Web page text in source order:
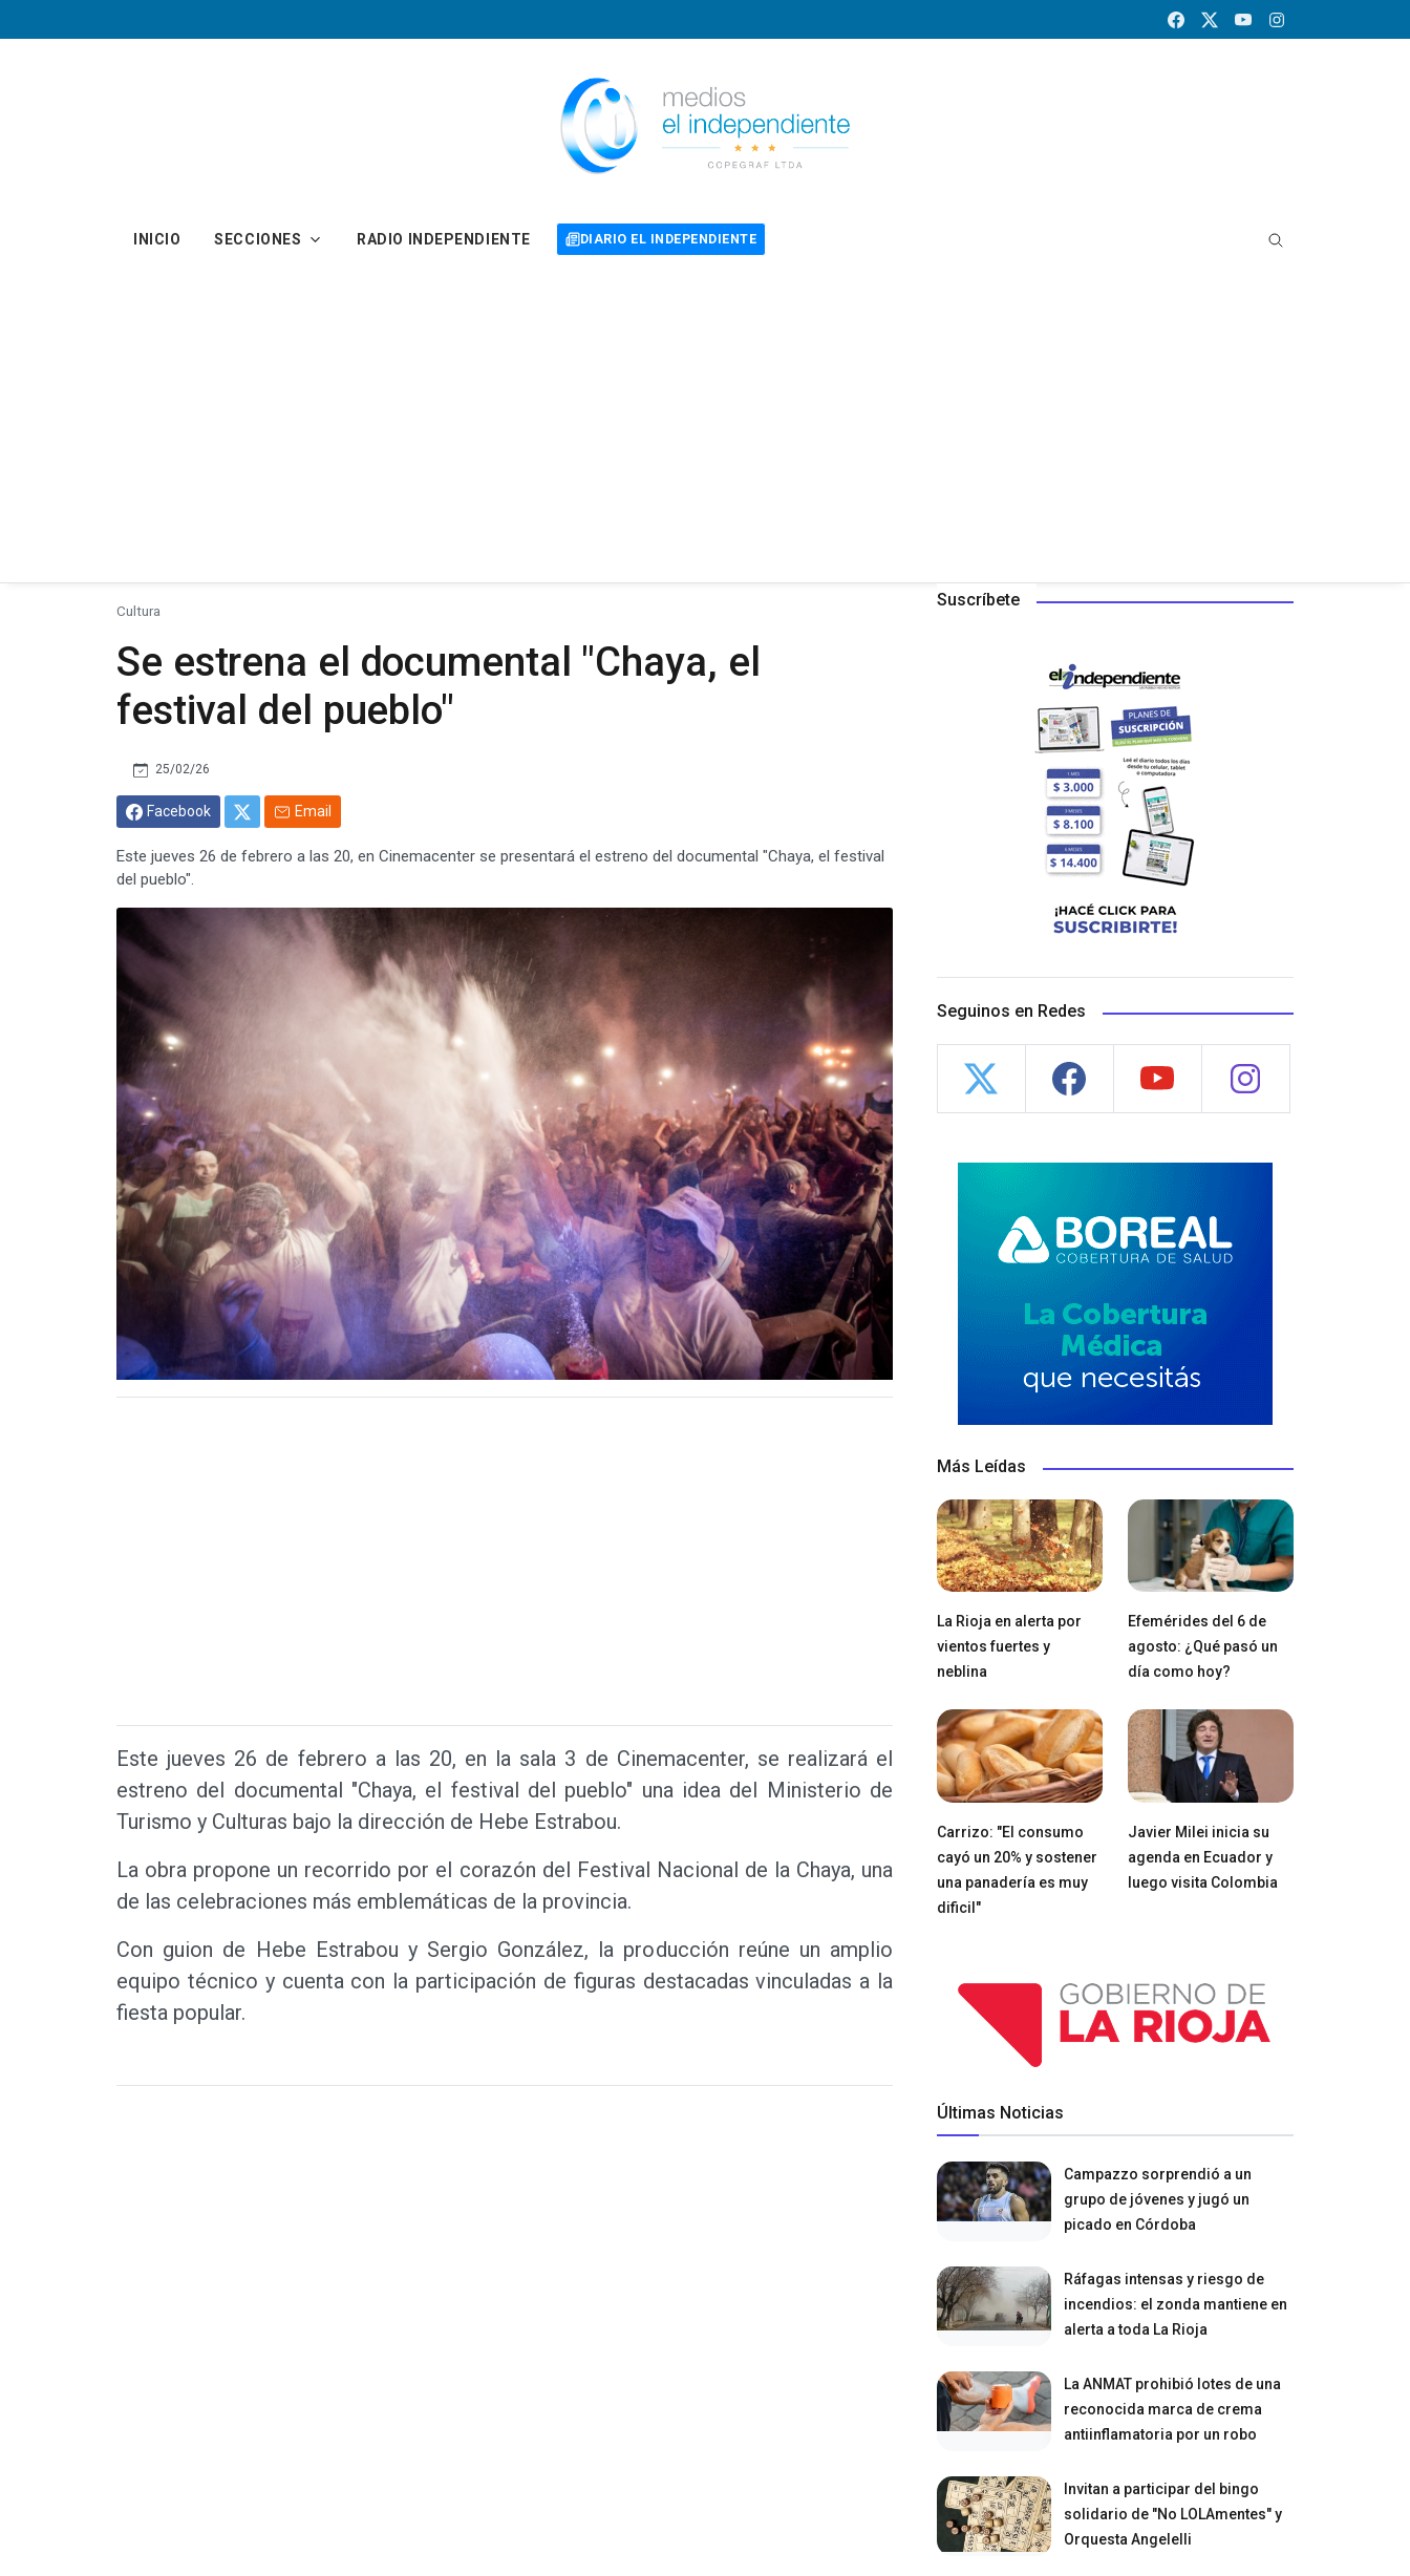
INICIO SECCIONES RADIO INDEPENDIENTE DIARIO EL INDEPENDIENTE
Cultura
Se estrena el documental "Chaya, el
festival del pueblo"
25/02/26
Facebook Email
Este jueves 26 de febrero a las 20, en Cinemacenter se presentará el estreno del documental "Chaya, el festival
del pueblo".
Este jueves 26 de febrero a las 20, en la sala 3 de Cinemacenter, se realizará el
estreno del documental "Chaya, el festival del pueblo" una idea del Ministerio de
Turismo y Culturas bajo la dirección de Hebe Estrabou.
La obra propone un recorrido por el corazón del Festival Nacional de la Chaya, una
de las celebraciones más emblemáticas de la provincia.
Con guion de Hebe Estrabou y Sergio González, la producción reúne un amplio
equipo técnico y cuenta con la participación de figuras destacadas vinculadas a la
fiesta popular.
Suscríbete
Seguinos en Redes
Más Leídas
La Rioja en alerta por
vientos fuertes y
neblina
Efemérides del 6 de
agosto: ¿Qué pasó un
día como hoy?
Carrizo: "El consumo
cayó un 20% y sostener
una panadería es muy
dificil"
Javier Milei inicia su
agenda en Ecuador y
luego visita Colombia
Últimas Noticias
Campazzo sorprendió a un
grupo de jóvenes y jugó un
picado en Córdoba
Ráfagas intensas y riesgo de
incendios: el zonda mantiene en
alerta a toda La Rioja
La ANMAT prohibió lotes de una
reconocida marca de crema
antiinflamatoria por un robo
Invitan a participar del bingo
solidario de "No LOLAmentes" y
Orquesta Angelelli